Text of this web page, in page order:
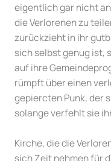
eigentlich gar nicht
die Verlorenen zu
zurückzieht in ihr
sich selbst genug ist,
auf ihre
rümpft über einen
gepiercten Punk, der
solange verfehlt sie
Kirche, die die
sich Zeit nehmen für